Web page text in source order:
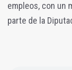
empleos, con un
parte de la